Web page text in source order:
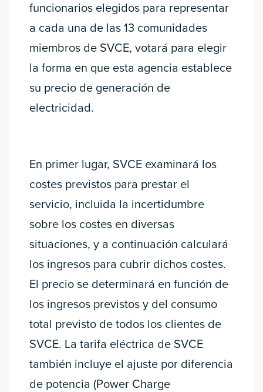
funcionarios elegidos para representar
a cada una de las 13 comunidades
miembros de SVCE, votará para elegir
la forma en que esta agencia establece
su precio de generación de
electricidad.
En primer lugar, SVCE examinará los
costes previstos para prestar el
servicio, incluida la incertidumbre
sobre los costes en diversas
situaciones, y a continuación calculará
los ingresos para cubrir dichos costes.
El precio se determinará en función de
los ingresos previstos y del consumo
total previsto de todos los clientes de
SVCE. La tarifa eléctrica de SVCE
también incluye el ajuste por diferencia
de potencia (Power Charge